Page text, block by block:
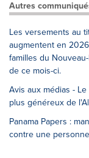
Autres
Les versements au
augmentent en
familles du
de ce mois-ci.
Avis aux médias -
plus généreux de
Panama Papers :
contre une